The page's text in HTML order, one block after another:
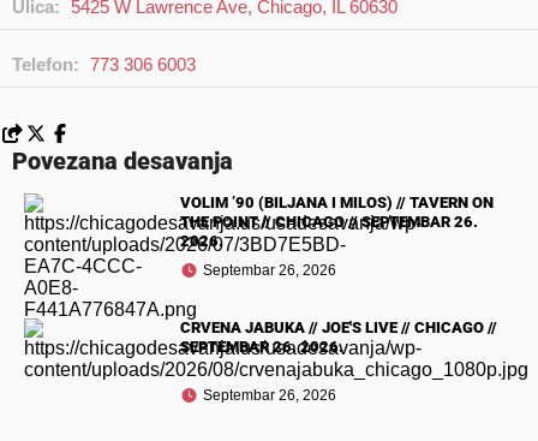
Ulica: 5425 W Lawrence Ave, Chicago, IL 60630
Telefon: 773 306 6003
Povezana desavanja
VOLIM ’90 (BILJANA I MILOS) // TAVERN ON
THE POINT // CHICAGO // SEPTEMBAR 26.
2026.
Septembar 26, 2026
CRVENA JABUKA // JOE'S LIVE // CHICAGO //
SEPTEMBAR 26. 2026.
Septembar 26, 2026